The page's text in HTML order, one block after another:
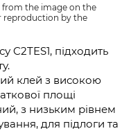
the image on the
reproduction by the
C2TES1, підходить
клей з високою
площі
з низьким рівнем
для підлоги та